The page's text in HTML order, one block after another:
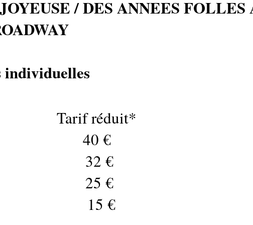
/ DES ANNEES FOLLES
individuelles
Tarif réduit*
40 €
32 €
25 €
15 €